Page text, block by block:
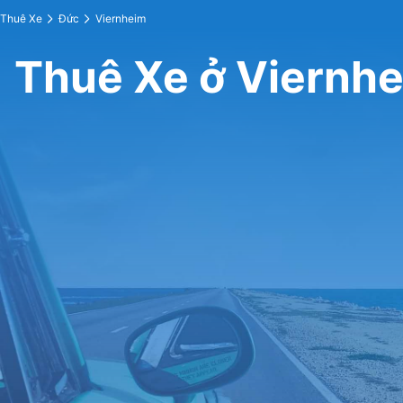
Thuê Xe Đức Viernheim
Thuê Xe ở